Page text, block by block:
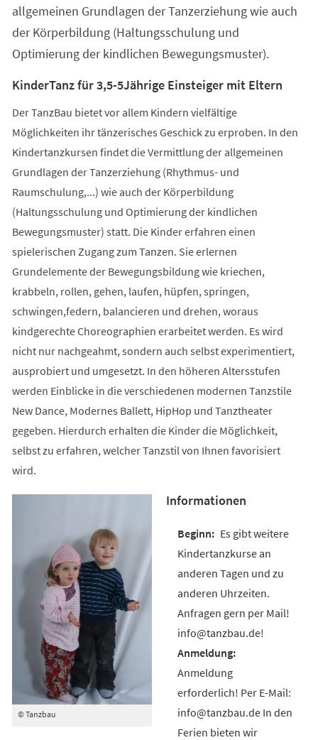
allgemeinen Grundlagen der Tanzerziehung wie auch
der Körperbildung (Haltungsschulung und
Optimierung der kindlichen Bewegungsmuster).
KinderTanz für 3,5-5Jährige Einsteiger mit Eltern
Der TanzBau bietet vor allem Kindern vielfältige
Möglichkeiten ihr tänzerisches Geschick zu erproben. In den
Kindertanzkursen findet die Vermittlung der allgemeinen
Grundlagen der Tanzerziehung (Rhythmus- und
Raumschulung,...) wie auch der Körperbildung
(Haltungsschulung und Optimierung der kindlichen
Bewegungsmuster) statt. Die Kinder erfahren einen
spielerischen Zugang zum Tanzen. Sie erlernen
Grundelemente der Bewegungsbildung wie kriechen,
krabbeln, rollen, gehen, laufen, hüpfen, springen,
schwingen,federn, balancieren und drehen, woraus
kindgerechte Choreographien erarbeitet werden. Es wird
nicht nur nachgeahmt, sondern auch selbst experimentiert,
ausprobiert und umgesetzt. In den höheren Altersstufen
werden Einblicke in die verschiedenen modernen Tanzstile
New Dance, Modernes Ballett, HipHop und Tanztheater
gegeben. Hierdurch erhalten die Kinder die Möglichkeit,
selbst zu erfahren, welcher Tanzstil von Ihnen favorisiert
wird.
© Tanzbau
Informationen
Es gibt weitere
Kindertanzkurse an
anderen Tagen und zu
anderen Uhrzeiten.
Anfragen gern per Mail!
info@tanzbau.de!
Anmeldung
erforderlich! Per E-Mail:
info@tanzbau.de In den
Ferien bieten wir